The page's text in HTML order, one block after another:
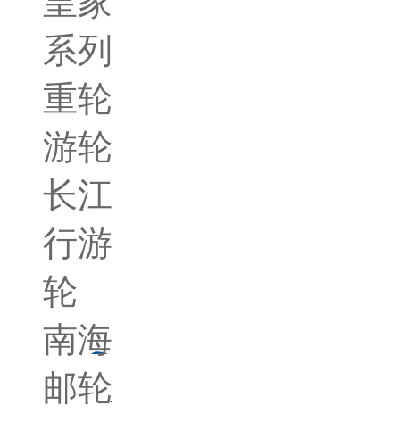
系列
重轮
游轮
长江
行游
轮
南海
邮轮